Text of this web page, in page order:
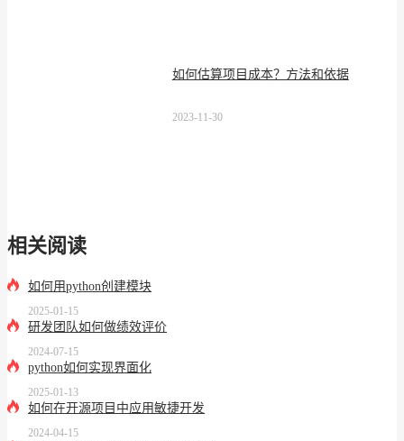
如何估算项目成本？方法和依据
2023-11-30
相关阅读
如何用python创建模块
2025-01-15
研发团队如何做绩效评价
2024-07-15
python如何实现界面化
2025-01-13
如何在开源项目中应用敏捷开发
2024-04-15